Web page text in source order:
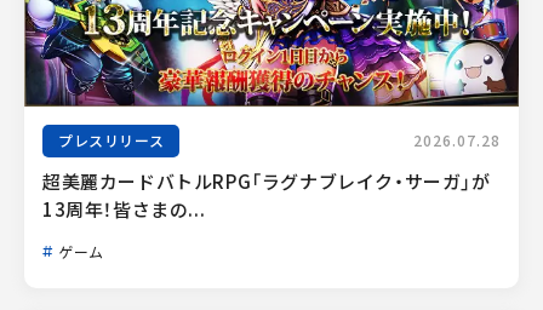
プレスリリース 2026.07.28
超美麗カードバトルRPG「ラグナブレイク・サーガ」が
13周年！皆さまの...
ゲーム